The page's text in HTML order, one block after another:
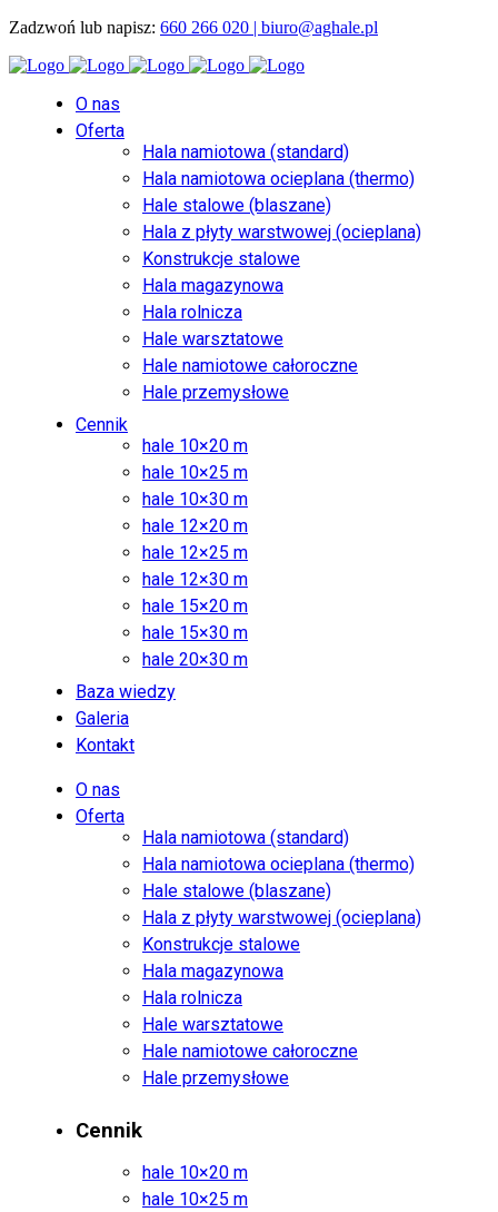
Zadzwoń lub napisz: 660 266 020 | biuro@aghale.pl
O nas
Oferta
Hala namiotowa (standard)
Hala namiotowa ocieplana (thermo)
Hale stalowe (blaszane)
Hala z płyty warstwowej (ocieplana)
Konstrukcje stalowe
Hala magazynowa
Hala rolnicza
Hale warsztatowe
Hale namiotowe całoroczne
Hale przemysłowe
Cennik
hale 10×20 m
hale 10×25 m
hale 10×30 m
hale 12×20 m
hale 12×25 m
hale 12×30 m
hale 15×20 m
hale 15×30 m
hale 20×30 m
Baza wiedzy
Galeria
Kontakt
O nas
Oferta
Hala namiotowa (standard)
Hala namiotowa ocieplana (thermo)
Hale stalowe (blaszane)
Hala z płyty warstwowej (ocieplana)
Konstrukcje stalowe
Hala magazynowa
Hala rolnicza
Hale warsztatowe
Hale namiotowe całoroczne
Hale przemysłowe
Cennik
hale 10×20 m
hale 10×25 m